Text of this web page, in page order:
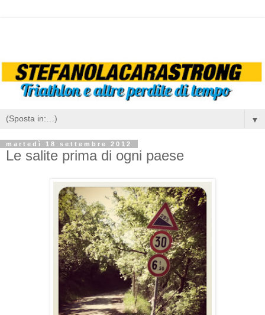
▼
martedì 18 settembre 2012
Le salite prima di ogni paese